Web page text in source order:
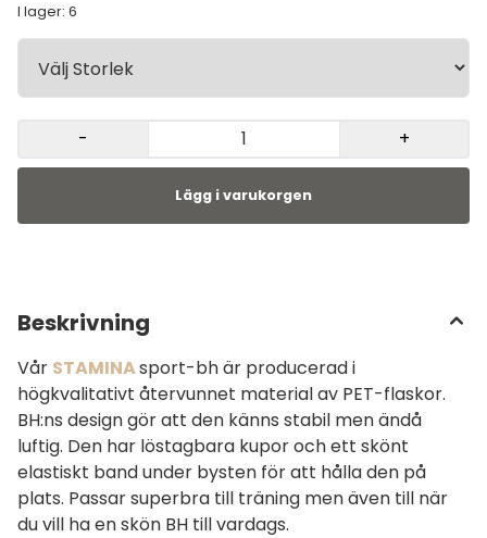
I lager: 6
- +
Beskrivning
Vår STAMINAsport-bh är producerad i
högkvalitativt återvunnet material av PET-flaskor.
BH:ns design gör att den känns stabil men ändå
luftig. Den har löstagbara kupor och ett skönt
elastiskt band under bysten för att hålla den på
plats. Passar superbra till träning men även till när
du vill ha en skön BH till vardags.